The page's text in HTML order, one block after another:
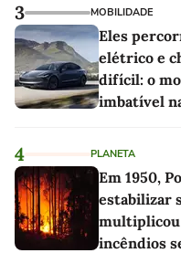
3 MOBILIDADE
Eles
elétrico e
difícil: o
imbatível
4 PLANETA
Em 1950,
estabilizar
multiplicou
incêndios